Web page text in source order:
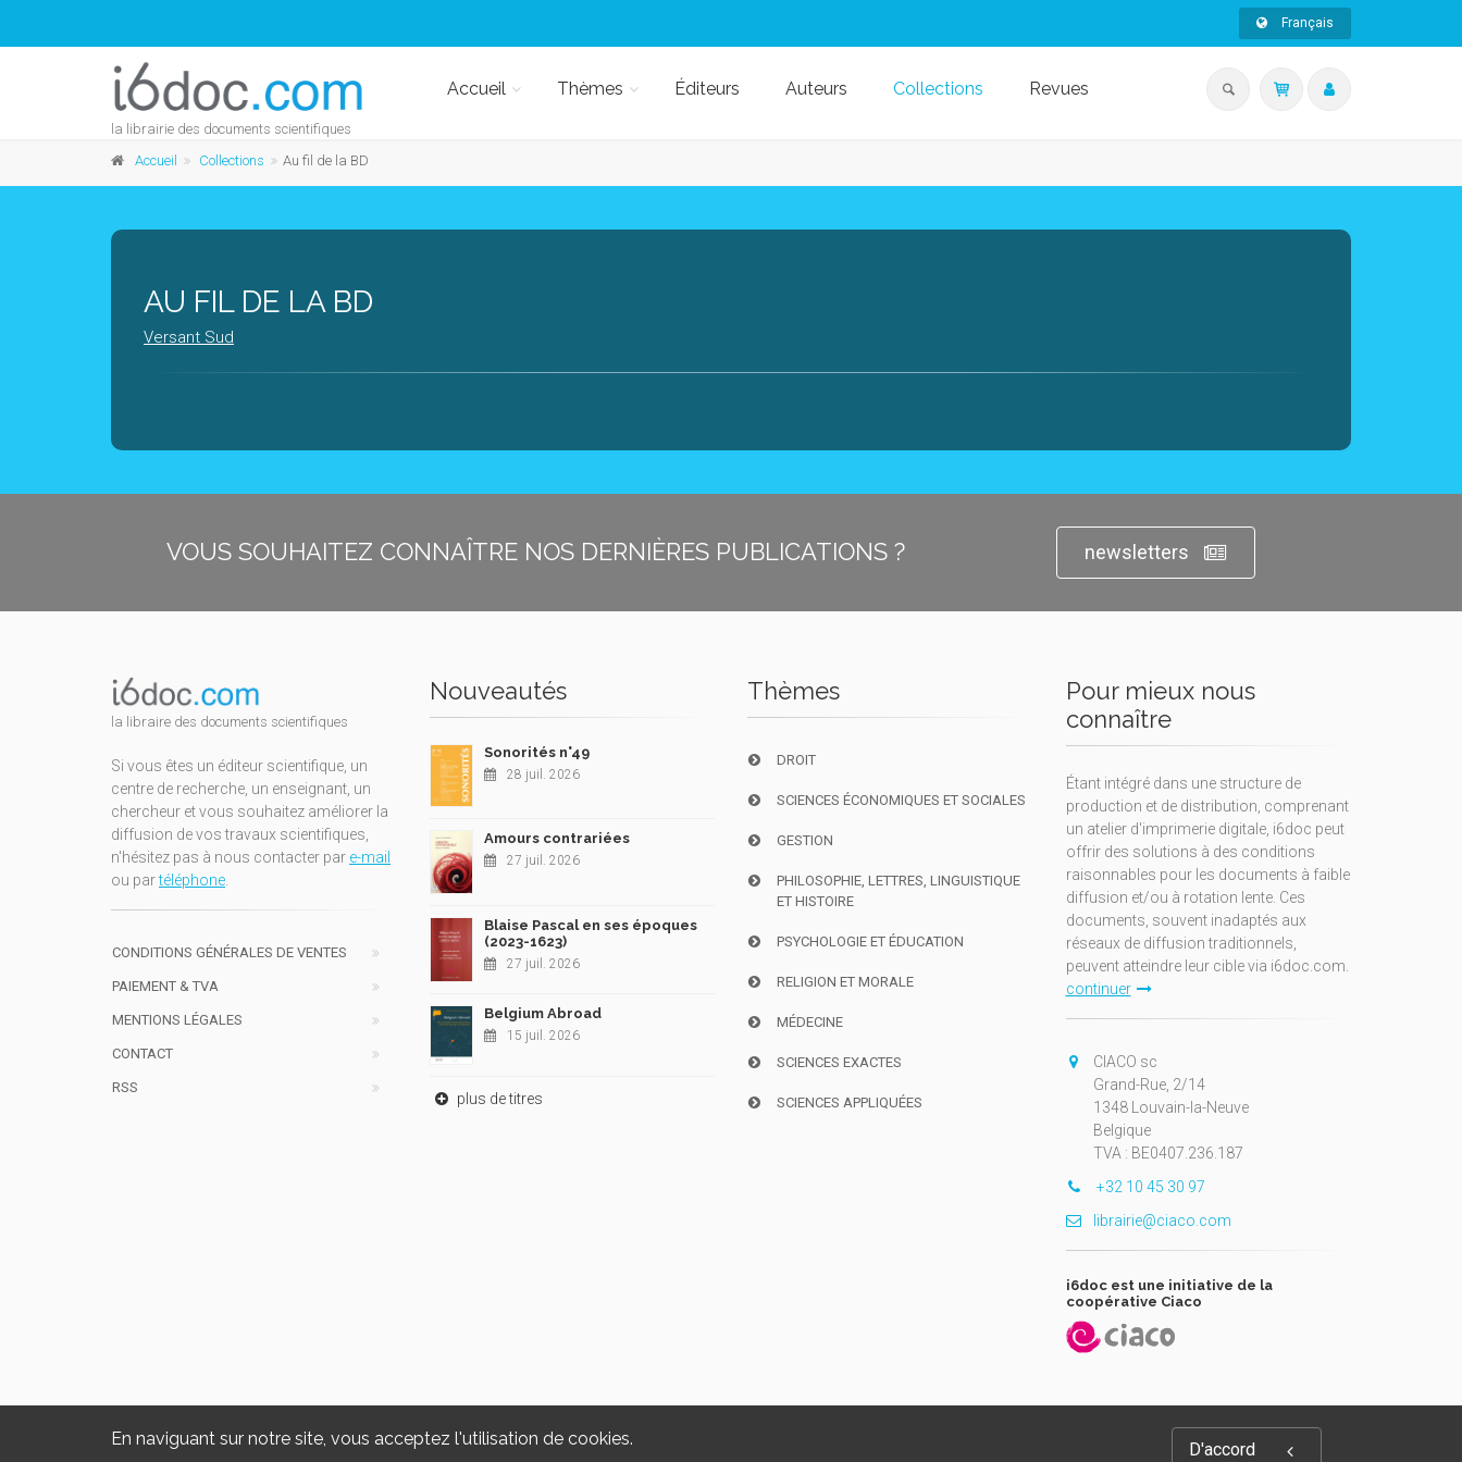
En naviguant sur notre site, vous acceptez l'utilisation de cookies.
D'accord
Français
la librairie des documents scientifiques
Accueil Thèmes Éditeurs Auteurs Collections Revues
Accueil Collections Au fil de la BD
AU FIL DE LA BD
Versant Sud
VOUS SOUHAITEZ CONNAÎTRE NOS DERNIÈRES PUBLICATIONS ? newsletters
la libraire des documents scientifiques
Si vous êtes un éditeur scientifique, un
centre de recherche, un enseignant, un
chercheur et vous souhaitez améliorer la
diffusion de vos travaux scientifiques,
n'hésitez pas à nous contacter par e-mail
ou partéléphone.
CONDITIONS GÉNÉRALES DE VENTES
PAIEMENT & TVA
MENTIONS LÉGALES
CONTACT
RSS
Nouveautés
Sonorités n°49
28 juil. 2026
Amours contrariées
27 juil. 2026
Blaise Pascal en ses époques
(2023-1623)
27 juil. 2026
Belgium Abroad
15 juil. 2026
plus de titres
Thèmes
DROIT
SCIENCES ÉCONOMIQUES ET SOCIALES
GESTION
PHILOSOPHIE, LETTRES, LINGUISTIQUE
ET HISTOIRE
PSYCHOLOGIE ET ÉDUCATION
RELIGION ET MORALE
MÉDECINE
SCIENCES EXACTES
SCIENCES APPLIQUÉES
Pour mieux nous
connaître
Étant intégré dans une structure de
production et de distribution, comprenant
un atelier d'imprimerie digitale, i6doc peut
offrir des solutions à des conditions
raisonnables pour les documents à faible
diffusion et/ou à rotation lente. Ces
documents, souvent inadaptés aux
réseaux de diffusion traditionnels,
peuvent atteindre leur cible via i6doc.com.
continuer
CIACO sc
Grand-Rue, 2/14
1348 Louvain-la-Neuve
Belgique
TVA : BE0407.236.187
+32 10 45 30 97
librairie@ciaco.com
i6doc est une initiative de la
coopérative Ciaco